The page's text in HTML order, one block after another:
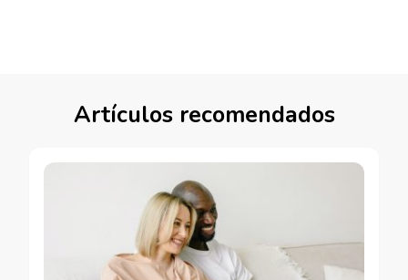
Artículos recomendados